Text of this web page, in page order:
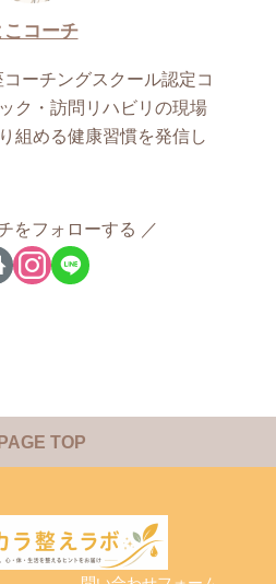
こコーチ
ーチングスクール認定コ
ク・訪問リハビリの現場
組める健康習慣を発信し
をフォローする
PAGE TOP